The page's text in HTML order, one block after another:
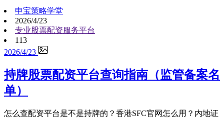
申宝策略学堂
2026/4/23
专业股票配资服务平台
113
2026/4/23
持牌股票配资平台查询指南（监管备案名
单）
怎么查配资平台是不是持牌的？香港SFC官网怎么用？内地证